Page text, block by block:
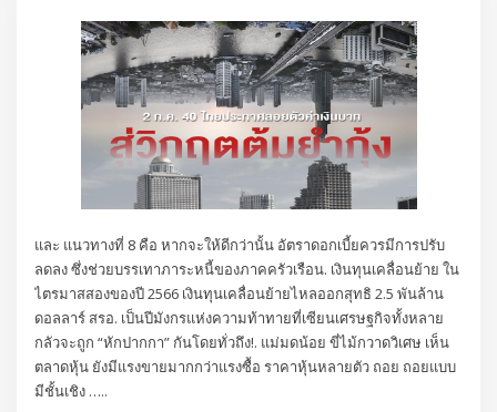
และ แนวทางที่ 8 คือ หากจะให้ดีกว่านั้น อัตราดอกเบี้ยควรมีการปรับ
ลดลง ซึ่งช่วยบรรเทาภาระหนี้ของภาคครัวเรือน. เงินทุนเคลื่อนย้าย ใน
ไตรมาสสองของปี 2566 เงินทุนเคลื่อนย้ายไหลออกสุทธิ 2.5 พันล้าน
ดอลลาร์ สรอ. เป็นปีมังกรแห่งความท้าทายที่เซียนเศรษฐกิจทั้งหลาย
กลัวจะถูก “หักปากกา” กันโดยทั่วถึง!. แม่มดน้อย ขี่ไม้กวาดวิเศษ เห็น
ตลาดหุ้น ยังมีแรงขายมากกว่าแรงซื้อ ราคาหุ้นหลายตัว ถอย ถอยแบบ
มีชั้นเชิง …..